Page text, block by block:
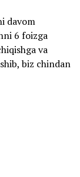
davom
6 foizga
va
biz chindan